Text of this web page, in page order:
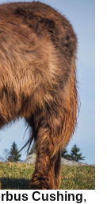
Cushing,